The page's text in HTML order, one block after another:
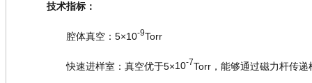
技术指标：
腔体真空： 5×10-9Torr
快速进样室：真空优于5×10-7Torr ， 能够通过磁力杆传递